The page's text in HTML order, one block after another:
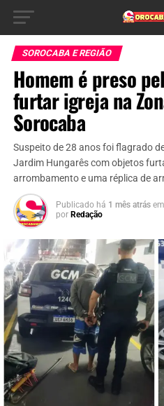
SOROCABA E REGIÃO
Homem é preso
furtar igreja na
Sorocaba
Suspeito de 28 anos foi flagrado
Jardim Hungarês com objetos
arrombamento e uma réplica de
Publicado há 1 mês atrás em
por Redação